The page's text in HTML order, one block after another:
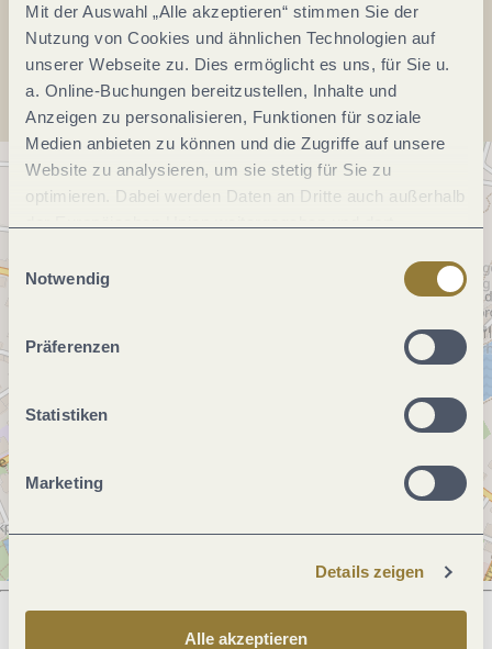
Mit der Auswahl „Alle akzeptieren“ stimmen Sie der
Nutzung von Cookies und ähnlichen Technologien auf
unserer Webseite zu. Dies ermöglicht es uns, für Sie u.
a. Online-Buchungen bereitzustellen, Inhalte und
Anzeigen zu personalisieren, Funktionen für soziale
Medien anbieten zu können und die Zugriffe auf unsere
Website zu analysieren, um sie stetig für Sie zu
optimieren. Dabei werden Daten an Dritte auch außerhalb
jederzeit widerrufen werden. Mit der Auswahl "Alle
ablehnen" kann es zu Beeinträchtigungen in der Nutzung
Notwendig
Präferenzen
Statistiken
Marketing
Details zeigen
Alle akzeptieren
Anreise planen